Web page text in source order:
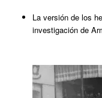
La versión de los
investigación de